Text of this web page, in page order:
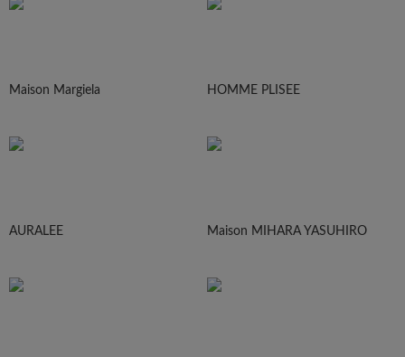
Maison Margiela HOMME PLISEE
AURALEE Maison MIHARA YASUHIRO